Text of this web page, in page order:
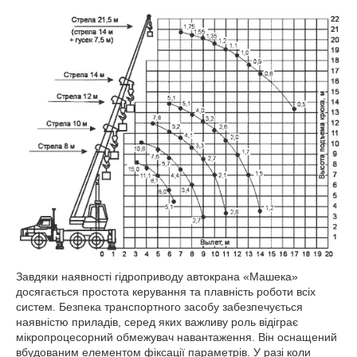
Завдяки наявності гідроприводу автокрана «Машека»
досягається простота керування та плавність роботи всіх
систем. Безпека транспортного засобу забезпечується
наявністю приладів, серед яких важливу роль відіграє
мікропроцесорний обмежувач навантаження. Він оснащений
вбудованим елементом фіксації параметрів. У разі коли